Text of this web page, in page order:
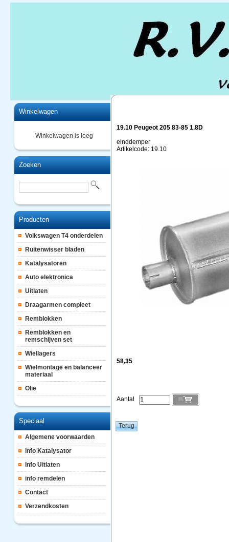
Winkelwagen
Winkelwagen is leeg
Zoeken
Producten
Volkswagen T4 onderdelen
Ruitenwisser bladen
Katalysatoren
Auto elektronica
Uitlaten
Draagarmen compleet
Remblokken
Remblokken en
remschijven set
Wiellagers
Wielmontage en balanceer
materiaal
Olie
Speciaal
Algemene voorwaarden
info Katalysator
Info Uitlaten
info remdelen
Contact
Verzendkosten
19.10 Peugeot 205 83-85 1.8D
einddemper
Artikelcode: 19.10
58,35
Aantal